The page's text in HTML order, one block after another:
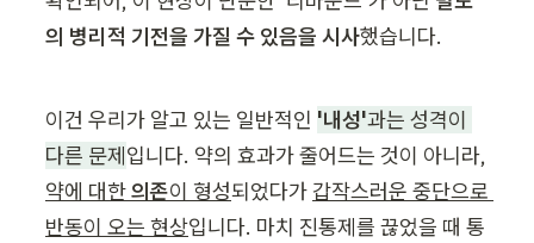
의 병리적 기전을 가질 수 있음을 시사했습니다.
이건 우리가 알고 있는 일반적인 '내성'과는 성격이
다른 문제
약에 대한 의존이 형성되었다가 갑작스러운 중단으로
반동이 오는 현상입니다. 마치 진통제를 끊었을 때 통